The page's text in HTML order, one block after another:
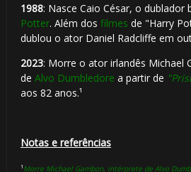
1988: Nasce Caio César, o dublador
Potter. Além dos filmes de "Harry
dublou o ator Daniel Radcliffe em
2023: Morre o ator irlandês Michael
de Alvo Dumbledore a partir de
aos 82 anos.¹
Notas e referências
¹Morre Michael Gambon, intérprete de Alvo
⚡